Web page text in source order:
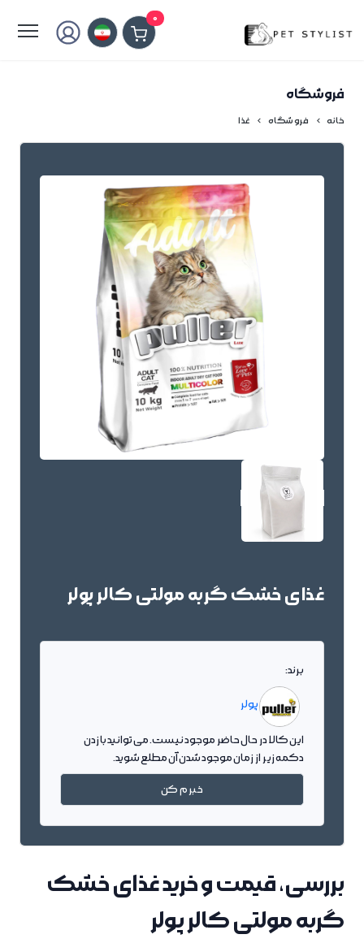
0
فروشگاه
خانه فروشگاه غذا
غذای خشک گربه مولتی کالر پولر
برند:
پولر
این کالا در حال حاضر موجود نیست. می توانید با زدن
دکمه زیر از زمان موجود شدن آن مطلع شوید.
خبرم کن
بررسی، قیمت و خرید غذای خشک
گربه مولتی کالر پولر